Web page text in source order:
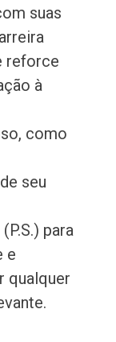
suas
reforce
à
como
seu
para
e
qualquer